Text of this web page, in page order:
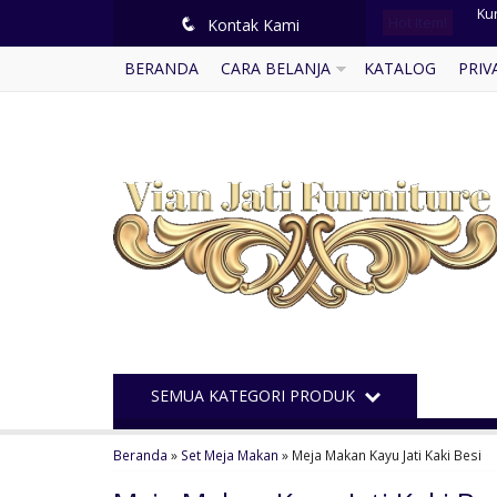
q Kontak Kami
BERANDA CARA BELANJA KATALOG
SEMUA KATEGORI PRODUK
Beranda » Set Meja Makan » Meja Makan Kayu Jati Kaki Besi